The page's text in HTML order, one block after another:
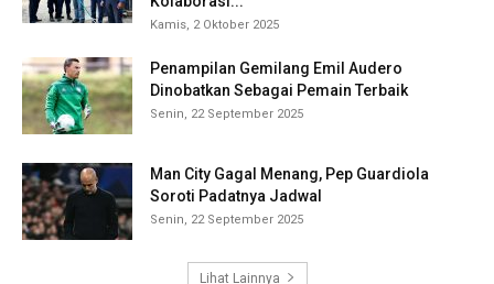
Kamis, 2 Oktober 2025
Penampilan Gemilang Emil Audero
Dinobatkan Sebagai Pemain Terbaik
Senin, 22 September 2025
Man City Gagal Menang, Pep Guardiola
Soroti Padatnya Jadwal
Senin, 22 September 2025
Lihat Lainnya